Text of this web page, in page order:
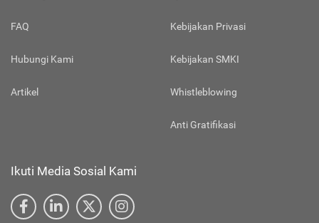
FAQ
Hubungi Kami
Artikel
Kebijakan Privasi
Kebijakan SMKI
Whistleblowing
Anti Gratifikasi
Ikuti Media Sosial Kami